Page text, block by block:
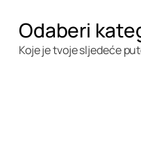
Odaberi
Koje je tvoje sljedeće